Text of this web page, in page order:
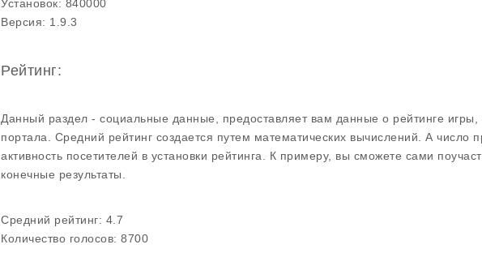
Установок: 840000
Версия: 1.9.3
Рейтинг:
Данный раздел - социальные данные, предоставляет вам данные о рейтинге игры,
портала. Средний рейтинг создается путем математических вычислений. А число
активность посетителей в установки рейтинга. К примеру, вы сможете сами
конечные результаты.
Средний рейтинг: 4.7
Количество голосов: 8700